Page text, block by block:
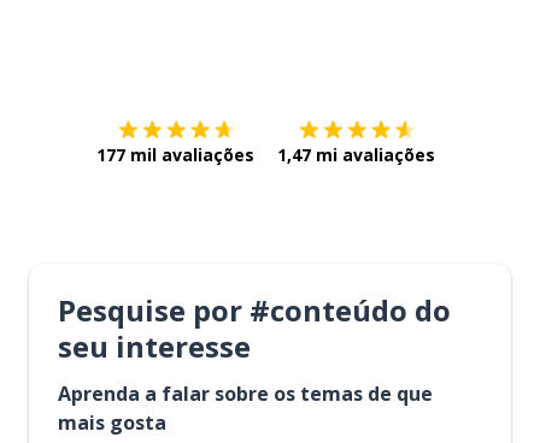
177 mil avaliações 1,47 mi avaliações
Pesquise por #conteúdo do
seu interesse
Aprenda a falar sobre os temas de que
mais gosta